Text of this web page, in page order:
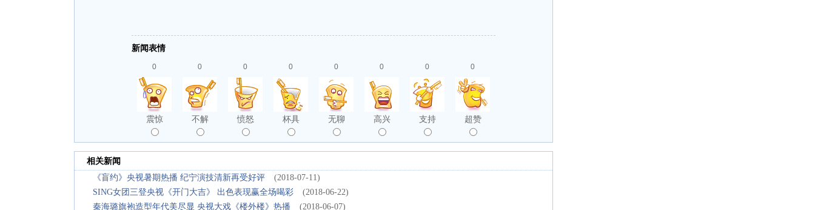
新闻表情
0
震惊
0
不解
0
愤怒
0
杯具
0
无聊
0
高兴
0
支持
0
超赞
相关新闻
《盲约》央视暑期热播 纪宁演技清新再受好评
(2018-07-11)
SING女团三登央视《开门大吉》 出色表现赢全场喝彩
(2018-06-22)
秦海璐旗袍造型年代美尽显 央视大戏《楼外楼》热播
(2018-06-07)